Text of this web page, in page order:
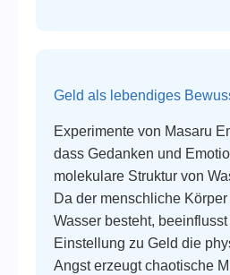
Geld als lebendiges
Experimente von Masaru
dass Gedanken und
molekulare Struktur von
Da der menschliche
Wasser besteht,
Einstellung zu Geld die
Angst erzeugt chaotische